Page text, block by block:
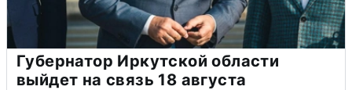
Губернатор Иркутской области
выйдет на связь 18 августа